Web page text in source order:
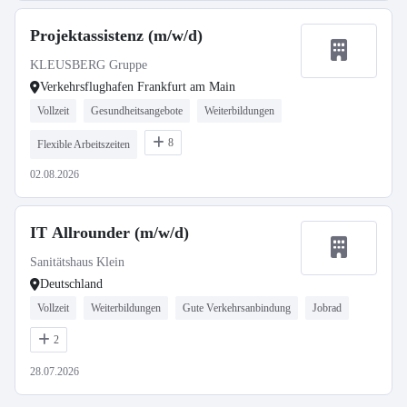
Projektassistenz (m/w/d)
KLEUSBERG Gruppe
Verkehrsflughafen Frankfurt am Main
Vollzeit Gesundheitsangebote Weiterbildungen
Flexible Arbeitszeiten 8
02.08.2026
IT Allrounder (m/w/d)
Sanitätshaus Klein
Deutschland
Vollzeit Weiterbildungen Gute Verkehrsanbindung Jobrad
2
28.07.2026